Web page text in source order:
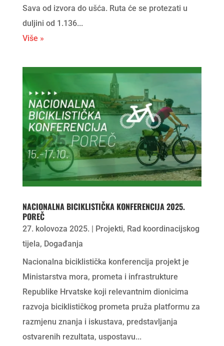
Sava od izvora do ušća. Ruta će se protezati u
duljini od 1.136...
Više »
NACIONALNA BICIKLISTIČKA KONFERENCIJA 2025.
POREČ
27. kolovoza 2025. | Projekti, Rad koordinacijskog
tijela, Događanja
Nacionalna biciklistička konferencija projekt je
Ministarstva mora, prometa i infrastrukture
Republike Hrvatske koji relevantnim dionicima
razvoja biciklističkog prometa pruža platformu za
razmjenu znanja i iskustava, predstavljanja
ostvarenih rezultata, uspostavu...